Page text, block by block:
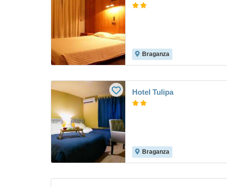
Braganza
Hotel Tulipa
Braganza